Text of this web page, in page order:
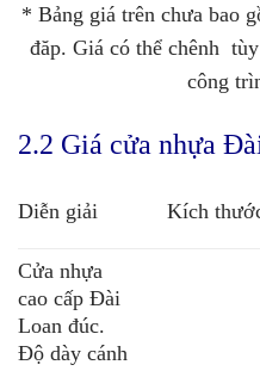
* Bảng giá trên chưa bao
đăp. Giá có thể chênh
công
2.2 Giá cửa nhựa
Diễn giải Kích
Cửa nhựa
cao cấp Đài
Loan đúc.
Độ dày cánh